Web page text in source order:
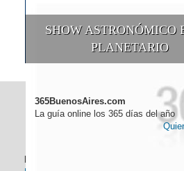
SHOW ASTRONÓMICO
PLANETARIO
365BuenosAires.com
La guía online los 365 días del año